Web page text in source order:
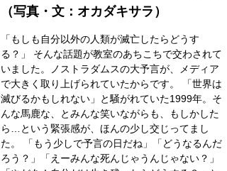
（写真・文：オカダキサラ）
「もしも自分以外の人類が滅亡したらどうす
る？」 そんな話題が教室のあちこちで交わされて
いました。ノストラダムスの大予言が、メディア
で大きく取り上げられていたからです。 「世界は
滅びるかもしれない」と騒がれていた1999年。そ
んな馬鹿な、とみんな笑いながらも、もしかした
ら…という緊張感が、ほんの少し交じってまし
た。 「もう少しで予言の日だね」「どうなるんだ
ろう？」「えーみんな死んじゃうんじゃない？」